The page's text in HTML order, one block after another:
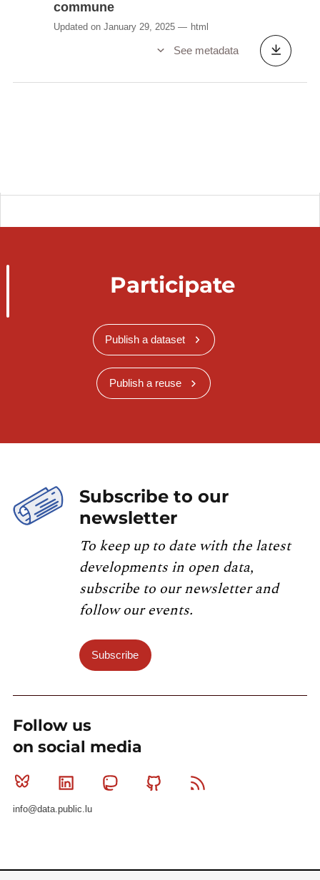
commune
Updated on January 29, 2025 html
See metadata
Participate
Publish a dataset
Publish a reuse
Subscribe to our
newsletter
To keep up to date with the latest
developments in open data,
subscribe to our newsletter and
follow our events.
Subscribe
Follow us
on social media
Bluesky Linkedin MastodonGithub
info@data.public.lu